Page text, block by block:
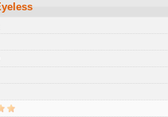
Eyeless